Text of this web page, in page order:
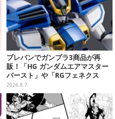
プレバンでガンプラ3商品が再
販！「HG ガンダムエアマスター
バースト」や「RGフェネクス
（ナラティブVer.）」も
2026.8.7